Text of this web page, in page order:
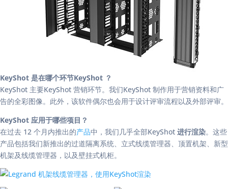
KeyShot 是在哪个环节KeyShot ？
KeyShot 主要KeyShot 营销环节。我们KeyShot 制作用于营销资料和广
告的全彩图像。此外，该软件偶尔也会用于设计评审流程以及外部评审。
KeyShot 应用于哪些项目？
在过去 12 个月内推出的产品中，我们几乎全部KeyShot 进行渲染。这些
产品包括我们新推出的过道隔离系统、立式线缆管理器、顶置机架、新型
机架及线缆管理器，以及壁挂式机柜。